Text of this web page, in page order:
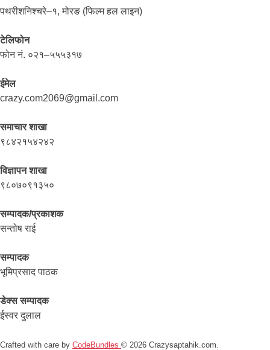
पथरीशनिश्चरे–१, मोरङ (फिल्म हल लाइन)
टेलिफोन
फोन नं. ०२१–५५५३१७
ईमेल
crazy.com2069@gmail.com
समाचार शाखा
९८४२१५४२४२
विज्ञापन शाखा
९८०७०९१३५०
सम्पादक/प्रकाशक
सन्तोष राई
सम्पादक
भूमिप्रसाद पाठक
डेक्स सम्पादक
ईस्वर दुलाल
Crafted with care by CodeBundles © 2026 Crazysaptahik.com.